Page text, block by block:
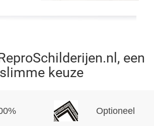
een
slimme keuze
Optioneel